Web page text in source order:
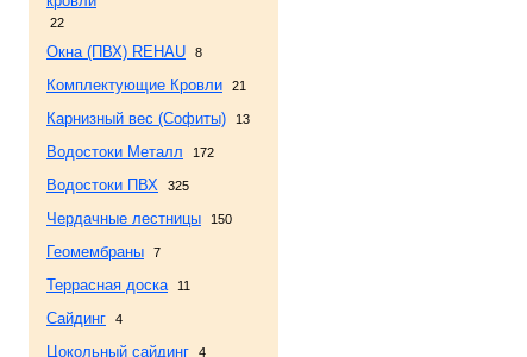
22
Окна (ПВХ) REHAU 8
Комплектующие Кровли 21
Карнизный вес (Софиты) 13
Водостоки Металл 172
Водостоки ПВХ 325
Чердачные лестницы 150
Геомембраны 7
Террасная доска 11
Сайдинг 4
Цокольный сайдинг 4